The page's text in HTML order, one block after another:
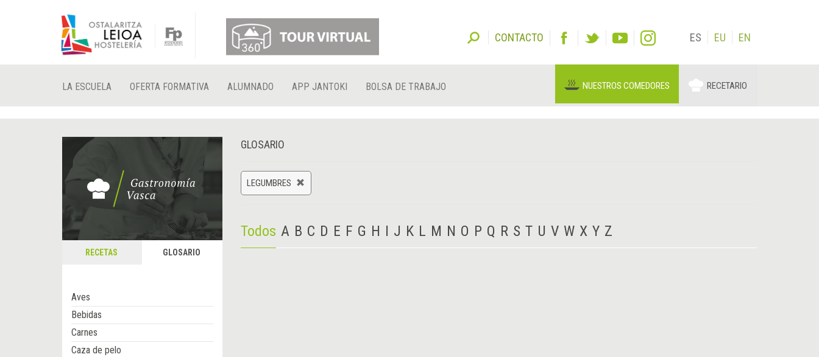
CONTACTO ES EU EN
LA ESCUELA OFERTA FORMATIVA ALUMNADO APP JANTOKI BOLSA DE TRABAJO NUESTROS COMEDORES RECETARIO
RECETAS GLOSARIO
Aves
Bebidas
Carnes
Caza de pelo
GLOSARIO
LEGUMBRES
Todos A B C D E F G H I J K L M N O P Q R S T U V W X Y Z